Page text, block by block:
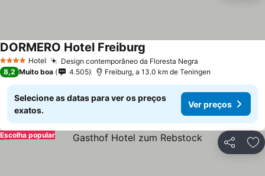
4 EstrelasHotel Design contemporâneo da Floresta Negra
DORMERO Hotel Freiburg
8,2 Muito boa 4.505 Freiburg, a 13.0 km de Teningen
Selecione as datas para ver os preços
exatos.
Ver preços
Partilhar
Escolha popular